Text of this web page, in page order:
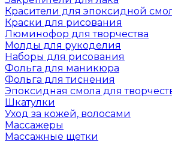
Красители для эпоксидной
Краски для рисования
Люминофор для творчества
Молды для рукоделия
Наборы для рисования
Фольга для маникюра
Фольга для тиснения
Эпоксидная смола для
Шкатулки
Уход за кожей, волосами
Массажеры
Массажные щетки